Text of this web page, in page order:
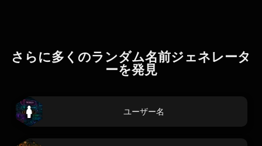
さらに多くのランダム名前ジェネレータ
ーを発見
ユーザー名